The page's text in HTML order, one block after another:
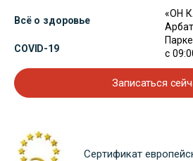
Всё о здоровье
COVID-19
«ОН
с
Записаться
Сертификат